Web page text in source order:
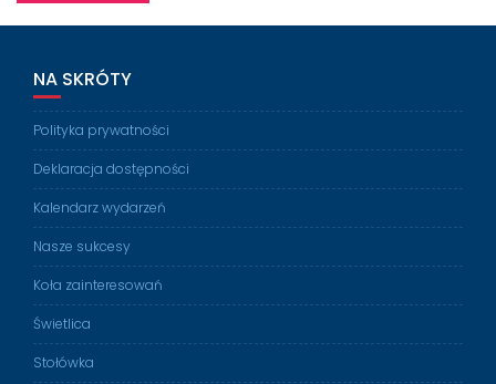
NA SKRÓTY
Polityka prywatności
Deklaracja dostępności
Kalendarz wydarzeń
Nasze sukcesy
Koła zainteresowań
Świetlica
Stołówka